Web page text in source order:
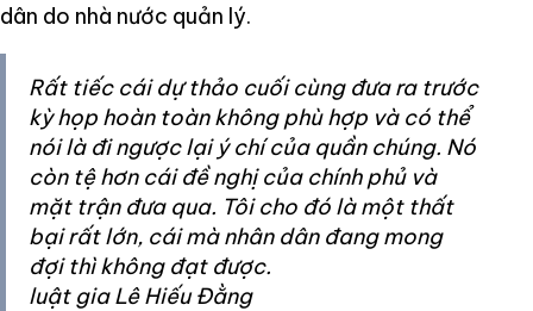
dân do nhà nước quản lý.
Rất tiếc cái dự thảo cuối cùng đưa ra trước
kỳ họp hoàn toàn không phù hợp và có thể
nói là đi ngược lại ý chí của quần chúng. Nó
còn tệ hơn cái đề nghị của chính phủ và
mặt trận đưa qua. Tôi cho đó là một thất
bại rất lớn, cái mà nhân dân đang mong
đợi thì không đạt được.
luật gia Lê Hiếu Đằng